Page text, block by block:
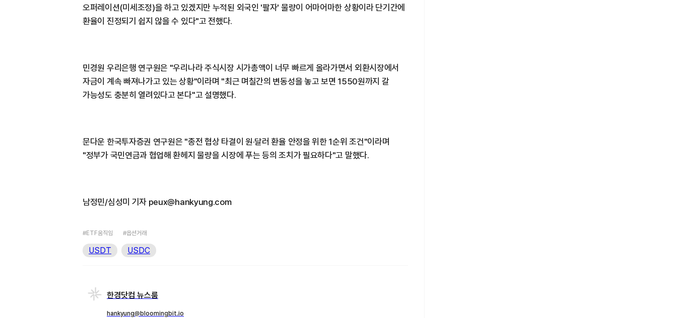
오퍼레이션(미세조정)을 하고 있겠지만 누적된 외국인 '팔자' 물량이 어마어마한 상황이라 단기간에
환율이 진정되기 쉽지 않을 수 있다"고 전했다.
민경원 우리은행 연구원은 "우리나라 주식시장 시가총액이 너무 빠르게 올라가면서 외환시장에서
자금이 계속 빠져나가고 있는 상황"이라며 "최근 며칠간의 변동성을 놓고 보면 1550원까지 갈
가능성도 충분히 열려있다고 본다"고 설명했다.
문다운 한국투자증권 연구원은 "종전 협상 타결이 원·달러 환율 안정을 위한 1순위 조건"이라며
"정부가 국민연금과 협업해 환헤지 물량을 시장에 푸는 등의 조치가 필요하다"고 말했다.
남정민/심성미 기자 peux@hankyung.com
#ETF움직임 #옵션거래
USDT USDC
한경닷컴 뉴스룸
hankyung@bloomingbit.io